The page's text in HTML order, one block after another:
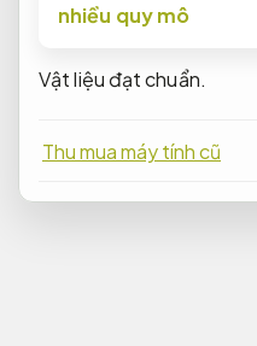
nhiều quy mô
Vật liệu đạt chuẩn.
Thu mua máy tính cũ